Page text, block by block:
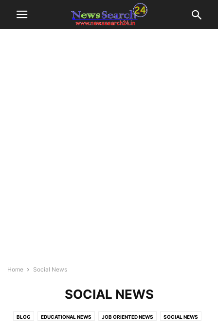
Home Social News
SOCIAL NEWS
BLOG EDUCATIONAL NEWS JOB ORIENTED NEWS SOCIAL NEWS